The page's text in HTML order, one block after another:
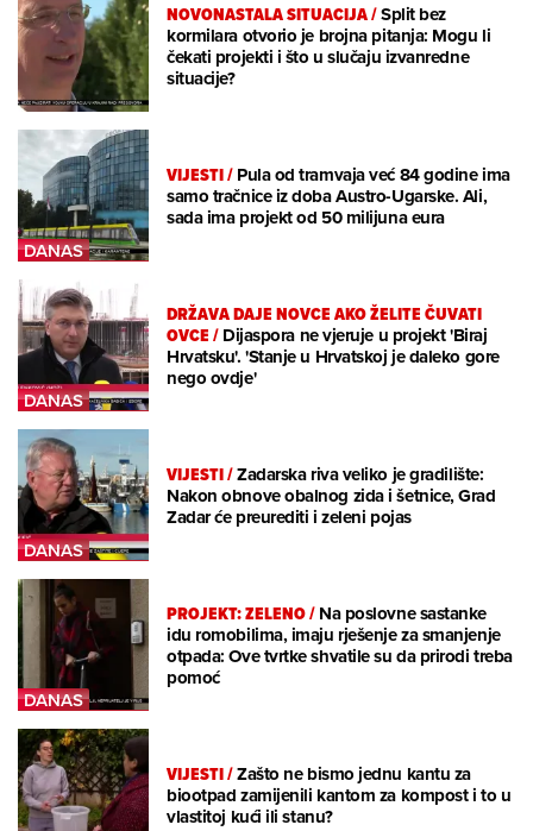
NOVONASTALA SITUACIJA/Split bez
kormilara otvorio je brojna pitanja: Mogu li
čekati projekti i što u slučaju izvanredne
situacije?
VIJESTI/Pula od tramvaja već 84 godine ima
samo tračnice iz doba Austro-Ugarske. Ali,
sada ima projekt od 50 milijuna eura
DRŽAVA DAJE NOVCE AKO ŽELITE ČUVATI
OVCE/Dijaspora ne vjeruje u projekt 'Biraj
Hrvatsku'. 'Stanje u Hrvatskoj je daleko gore
nego ovdje'
VIJESTI/Zadarska riva veliko je gradilište:
Nakon obnove obalnog zida i šetnice, Grad
Zadar će preurediti i zeleni pojas
PROJEKT: ZELENO/Na poslovne sastanke
idu romobilima, imaju rješenje za smanjenje
otpada: Ove tvrtke shvatile su da prirodi treba
pomoć
VIJESTI/Zašto ne bismo jednu kantu za
biootpad zamijenili kantom za kompost i to u
vlastitoj kući ili stanu?